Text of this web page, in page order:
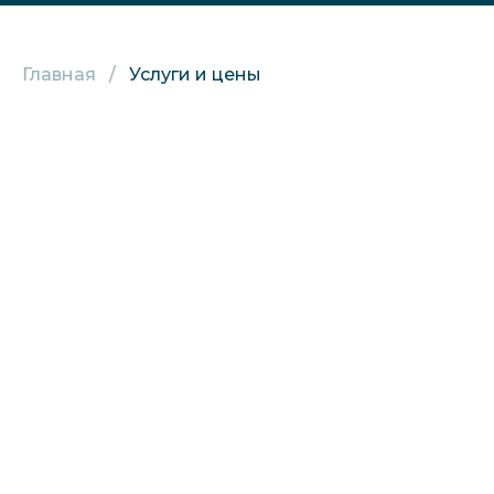
Главная Услуги и цены